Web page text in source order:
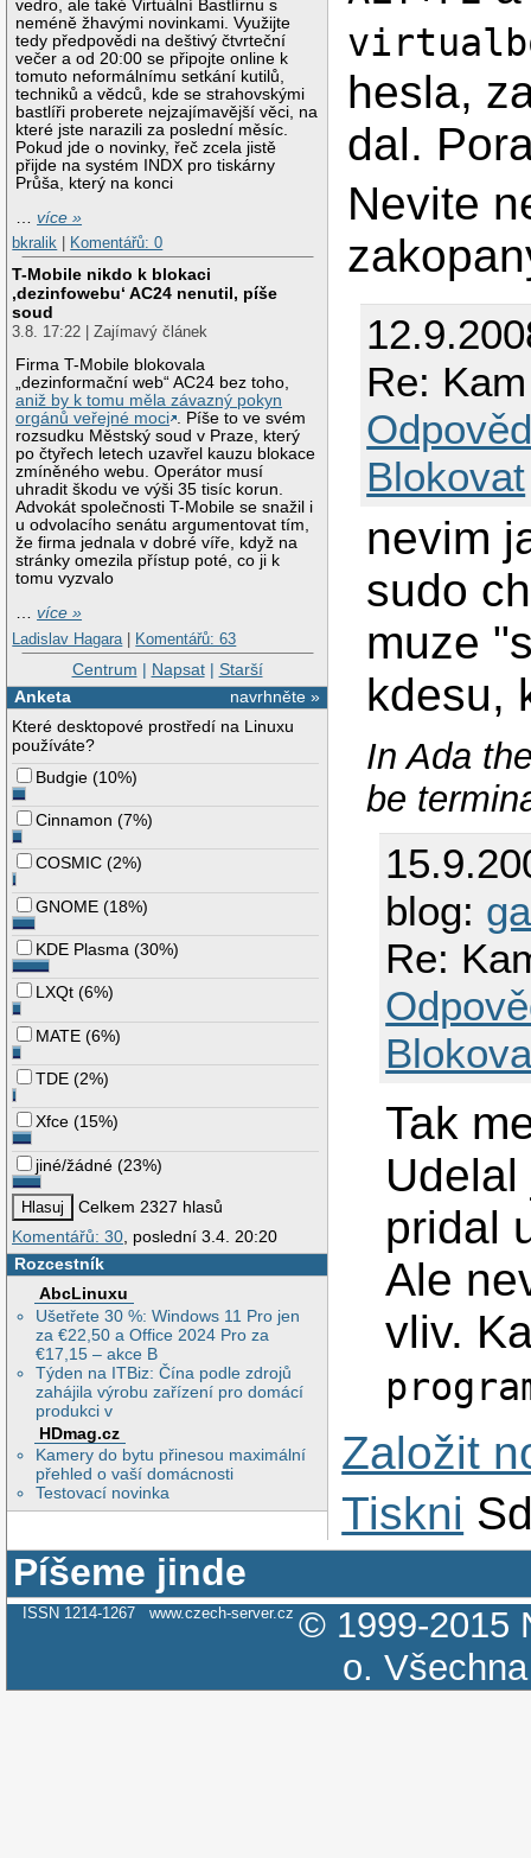
vedro, ale také Virtuální Bastlírnu s
neméně žhavými novinkami. Využijte
tedy předpovědi na deštivý čtvrteční
večer a od 20:00 se připojte online k
tomuto neformálnímu setkání kutilů,
techniků a vědců, kde se strahovskými
bastlíři proberete nejzajímavější věci, na
které jste narazili za poslední měsíc.
Pokud jde o novinky, řeč zcela jistě
přijde na systém INDX pro tiskárny
Průša, který na konci
…více »
bkralik
Komentářů: 0
T-Mobile nikdo k blokaci
‚dezinfowebu‘ AC24 nenutil, píše
soud
3.8. 17:22 | Zajímavý článek
Firma T-Mobile blokovala
„dezinformační web“ AC24 bez toho,
aniž by k tomu měla závazný pokyn
orgánů veřejné moci . Píše to ve svém
rozsudku Městský soud v Praze, který
po čtyřech letech uzavřel kauzu blokace
zmíněného webu. Operátor musí
uhradit škodu ve výši 35 tisíc korun.
Advokát společnosti T-Mobile se snažil i
u odvolacího senátu argumentovat tím,
že firma jednala v dobré víře, když na
stránky omezila přístup poté, co ji k
tomu vyzvalo
…více »
Ladislav Hagara | Komentářů: 63
Centrum | Napsat| Starší
navrhněte »
Anketa
Které desktopové prostředí na Linuxu
používáte?
Budgie (10%)
Cinnamon (7%)
COSMIC (2%)
GNOME (18%)
KDE Plasma (30%)
LXQt (6%)
MATE (6%)
TDE (2%)
Xfce (15%)
jiné/žádné (23%)
Celkem 2327 hlasů
Komentářů: 30, poslední 3.4. 20:20
Rozcestník
AbcLinuxu
Ušetřete 30 %: Windows 11 Pro jen
za €22,50 a Office 2024 Pro za
€17,15 – akce B
Týden na ITBiz: Čína podle zdrojů
zahájila výrobu zařízení pro domácí
produkci v
HDmag.cz
Kamery do bytu přinesou maximální
přehled o vaší domácnosti
Testovací novinka
hesla,
dal.
Nevite
Re:
Blokovat
nevim
sudo
muze
kdesu,
In Ada
be
blog:
Re:
Tak
pridal
Ale
vliv.
Založit
Tiskni
Píšeme jinde
ISSN 1214-1267 www.czech-server.cz © 1999-2015
o.